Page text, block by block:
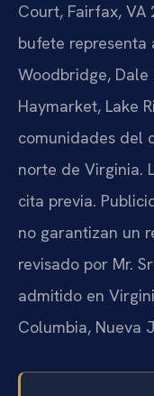
Court, Fairfax,
bufete representa
Woodbridge, Dale
Haymarket, Lake
comunidades del
norte de Virginia.
cita previa.
no garantizan un
revisado por Mr.
admitido en
Columbia, Nueva